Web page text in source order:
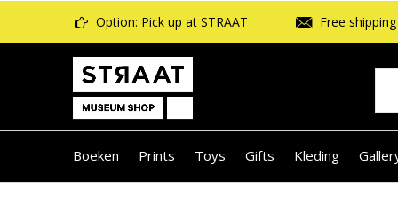
Boeken Prints Toys Gifts Kleding
Option: Pick up at STRAAT Free